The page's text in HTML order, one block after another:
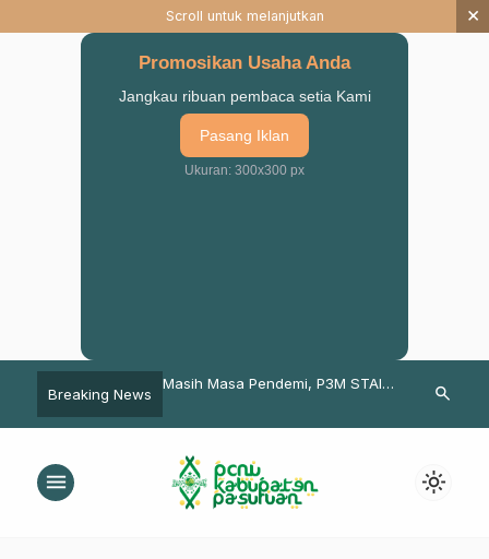
Scroll untuk melanjutkan ×
Promosikan Usaha Anda
Jangkau ribuan pembaca setia Kami
Pasang Iklan
Ukuran: 300x300 px
Breaking News
Masa Pendemi, P3M STAIS
Luncurkan KKN TAHAN
19
Pentingnya Pendidikan tentang
search
menu light_mode